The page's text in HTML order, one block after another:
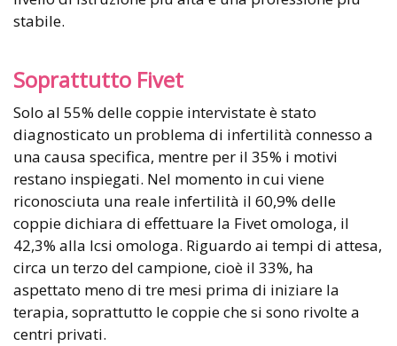
stabile.
Soprattutto Fivet
Solo al 55% delle coppie intervistate è stato
diagnosticato un problema di infertilità connesso a
una causa specifica, mentre per il 35% i motivi
restano inspiegati. Nel momento in cui viene
riconosciuta una reale infertilità il 60,9% delle
coppie dichiara di effettuare la Fivet omologa, il
42,3% alla Icsi omologa. Riguardo ai tempi di attesa,
circa un terzo del campione, cioè il 33%, ha
aspettato meno di tre mesi prima di iniziare la
terapia, soprattutto le coppie che si sono rivolte a
centri privati.